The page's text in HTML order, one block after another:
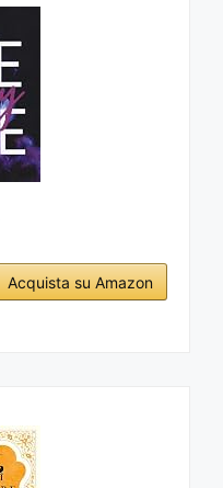
Acquista su Amazon